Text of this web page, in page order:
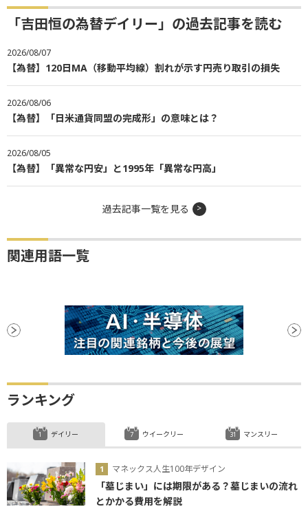
「吉田恒の為替デイリー」の過去記事を読む
2026/08/07
【為替】120日MA（移動平均線）割れが示す円売り取引の損失
2026/08/06
【為替】「日米通貨同盟の完成形」の意味とは？
2026/08/05
【為替】「異常な円安」と1995年「異常な円高」
過去記事一覧を見る
関連用語一覧
ランキング
デイリー
マネックス人生100年デザイン
「墓じまい」には期限がある？墓じまいの流れ
とかかる費用を解説
ウイークリー マンスリー